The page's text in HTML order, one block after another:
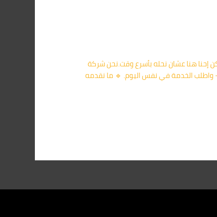
بقى أمر مزعج، لكن إحنا هنا عشان نحله بأسرع وقت.نحن شركة
الفئران في المقطم نستخدم أحدث التقنيات في الإبادة لضمان عدم عودتها نهائيًا. 📞 كلمنا على 01091560420 – واطلب الخدمة في نفس اليوم. 🔹 ما نقدمه